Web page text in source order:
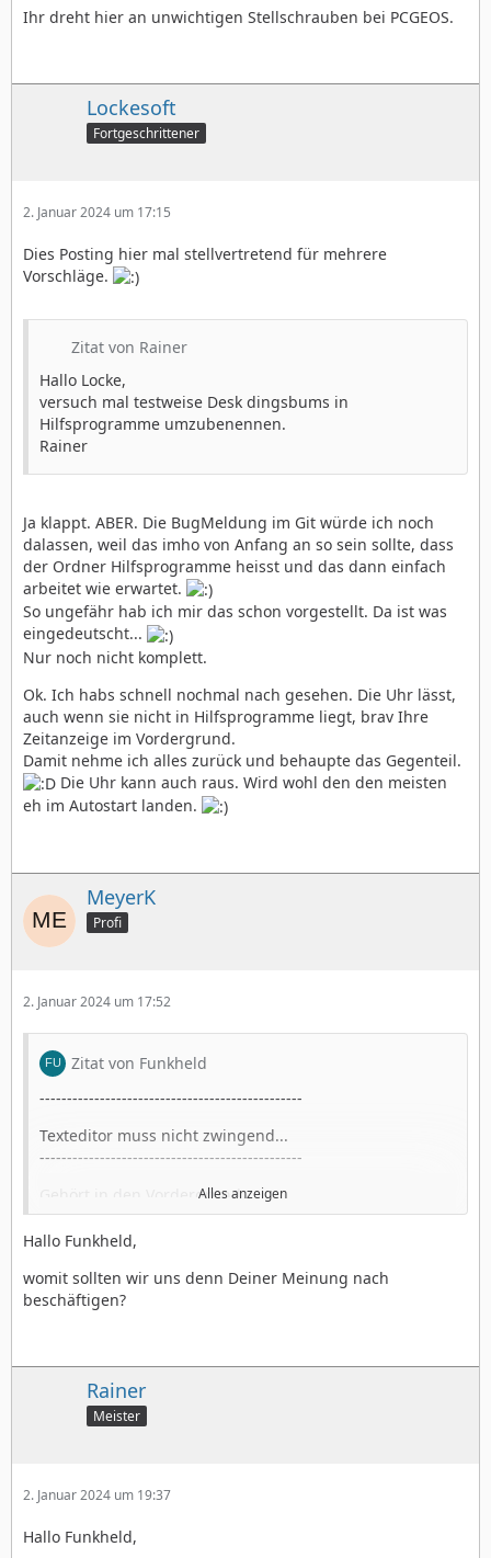
Ihr dreht hier an unwichtigen Stellschrauben bei PCGEOS.
Lockesoft
Fortgeschrittener
2. Januar 2024 um 17:15
Dies Posting hier mal stellvertretend für mehrere
Vorschläge.
Zitat von Rainer
Hallo Locke,
versuch mal testweise Desk dingsbums in
Hilfsprogramme umzubenennen.
Rainer
Ja klappt. ABER. Die BugMeldung im Git würde ich noch
dalassen, weil das imho von Anfang an so sein sollte, dass
der Ordner Hilfsprogramme heisst und das dann einfach
arbeitet wie erwartet.
So ungefähr hab ich mir das schon vorgestellt. Da ist was
eingedeutscht...
Nur noch nicht komplett.
Ok. Ich habs schnell nochmal nach gesehen. Die Uhr lässt,
auch wenn sie nicht in Hilfsprogramme liegt, brav Ihre
Zeitanzeige im Vordergrund.
Damit nehme ich alles zurück und behaupte das Gegenteil.
Die Uhr kann auch raus. Wird wohl den den meisten
eh im Autostart landen.
MeyerK
Profi
2. Januar 2024 um 17:52
Zitat von Funkheld
------------------------------------------------
Texteditor muss nicht zwingend...
------------------------------------------------
Gehört in den Vordergrund.
Befasst euch zu wenig mit der Praxis und Text im
PCGEOS.
Finde es schrecklich wenn man den Texteditor suchen
muss wie ein Irrer im Wald.
Ihr dreht hier an unwichtigen Stellschrauben bei
Alles anzeigen
Hallo Funkheld,
womit sollten wir uns denn Deiner Meinung nach
beschäftigen?
Rainer
Meister
2. Januar 2024 um 19:37
Hallo Funkheld,